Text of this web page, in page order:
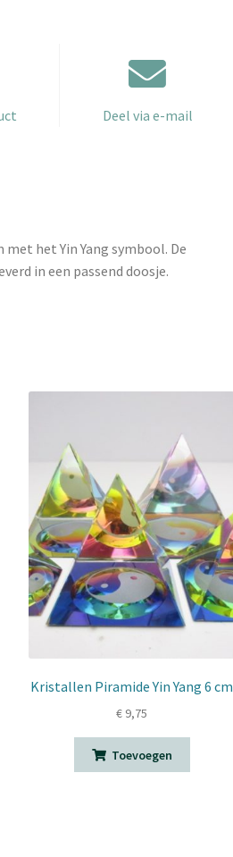
Deel via e-mail
het Yin Yang symbool. De
in een passend doosje.
Kristallen Piramide Yin Yang 6 cm
€ 9,75
Toevoegen